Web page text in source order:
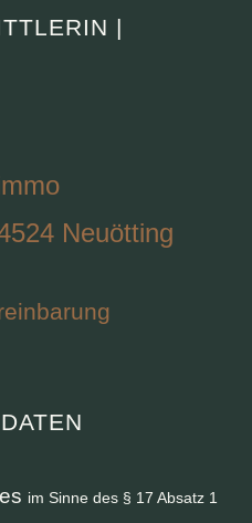
|
Neuötting
im Sinne des § 17 Absatz 1